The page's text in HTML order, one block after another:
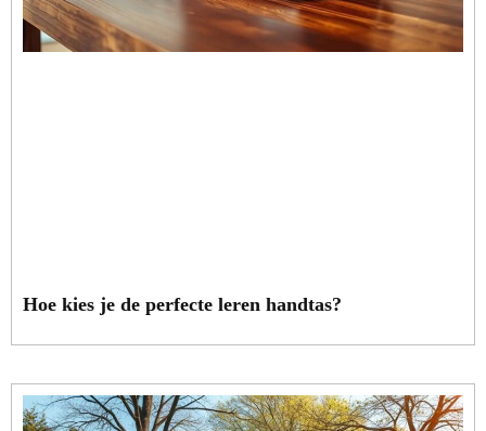
Hoe kies je de perfecte leren handtas?